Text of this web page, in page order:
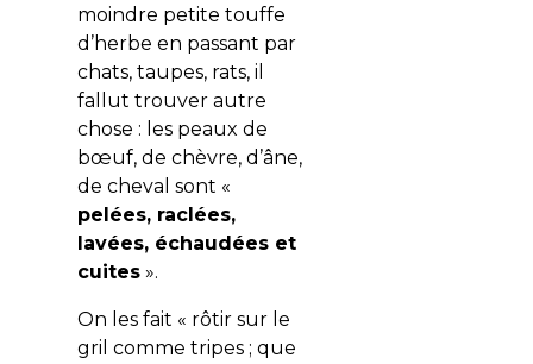
moindre petite touffe
d’herbe en passant par
chats, taupes, rats, il
fallut trouver autre
chose : les peaux de
bœuf, de chèvre, d’âne,
de cheval sont «
pelées, raclées,
lavées, échaudées et
cuites».
On les fait « rôtir sur le
gril comme tripes ; que